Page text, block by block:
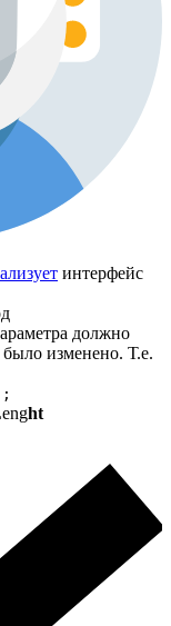
интерфейс
должно
было изменено. Т.е.
ht